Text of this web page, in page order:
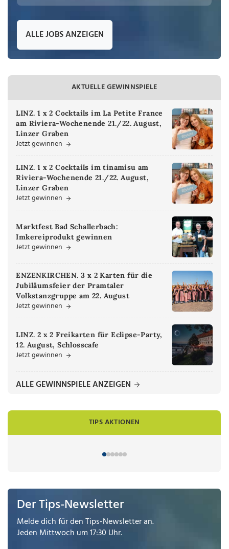
ALLE JOBS ANZEIGEN
AKTUELLE GEWINNSPIELE
LINZ. 1 x 2 Cocktails im La Petite France
am Riviera-Wochenende 21./22. August,
Linzer Graben
Jetzt gewinnen
LINZ. 1 x 2 Cocktails im tinamisu am
Riviera-Wochenende 21./22. August,
Linzer Graben
Jetzt gewinnen
Marktfest Bad Schallerbach:
Imkereiprodukt gewinnen
Jetzt gewinnen
ENZENKIRCHEN. 3 x 2 Karten für die
Jubiläumsfeier der Pramtaler
Volkstanzgruppe am 22. August
Jetzt gewinnen
LINZ. 2 x 2 Freikarten für Eclipse-Party,
12. August, Schlosscafe
Jetzt gewinnen
ALLE GEWINNSPIELE ANZEIGEN
TIPS AKTIONEN
Der Tips-Newsletter
Melde dich für den Tips-Newsletter an.
Jeden Mittwoch um 17:30 Uhr.